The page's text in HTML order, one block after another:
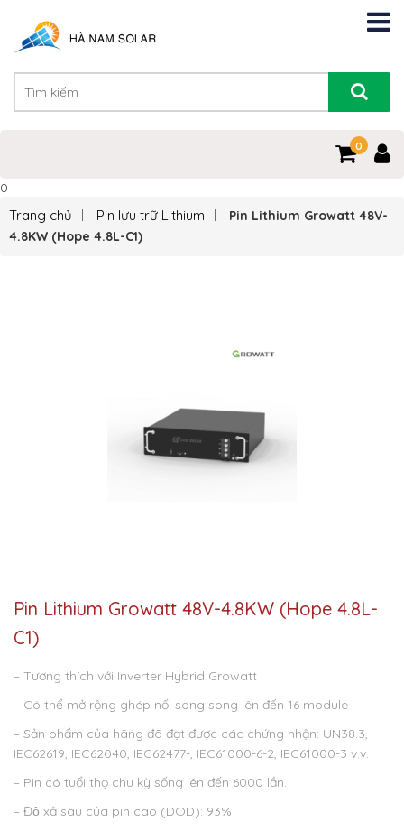
0
0
Trang chủ Pin lưu trữ Lithium
Pin Lithium Growatt 48V-
4.8KW (Hope 4.8L-C1)
Pin Lithium Growatt 48V-4.8KW (Hope 4.8L-
C1)
– Tương thích với Inverter Hybrid Growatt
– Có thể mở rộng ghép nối song song lên đến 16 module
– Sản phẩm của hãng đã đạt được các chứng nhận: UN38.3,
IEC62619, IEC62040, IEC62477-, IEC61000-6-2, IEC61000-3 v.v.
– Pin có tuổi thọ chu kỳ sống lên đến 6000 lần.
– Độ xả sâu của pin cao (DOD): 93%